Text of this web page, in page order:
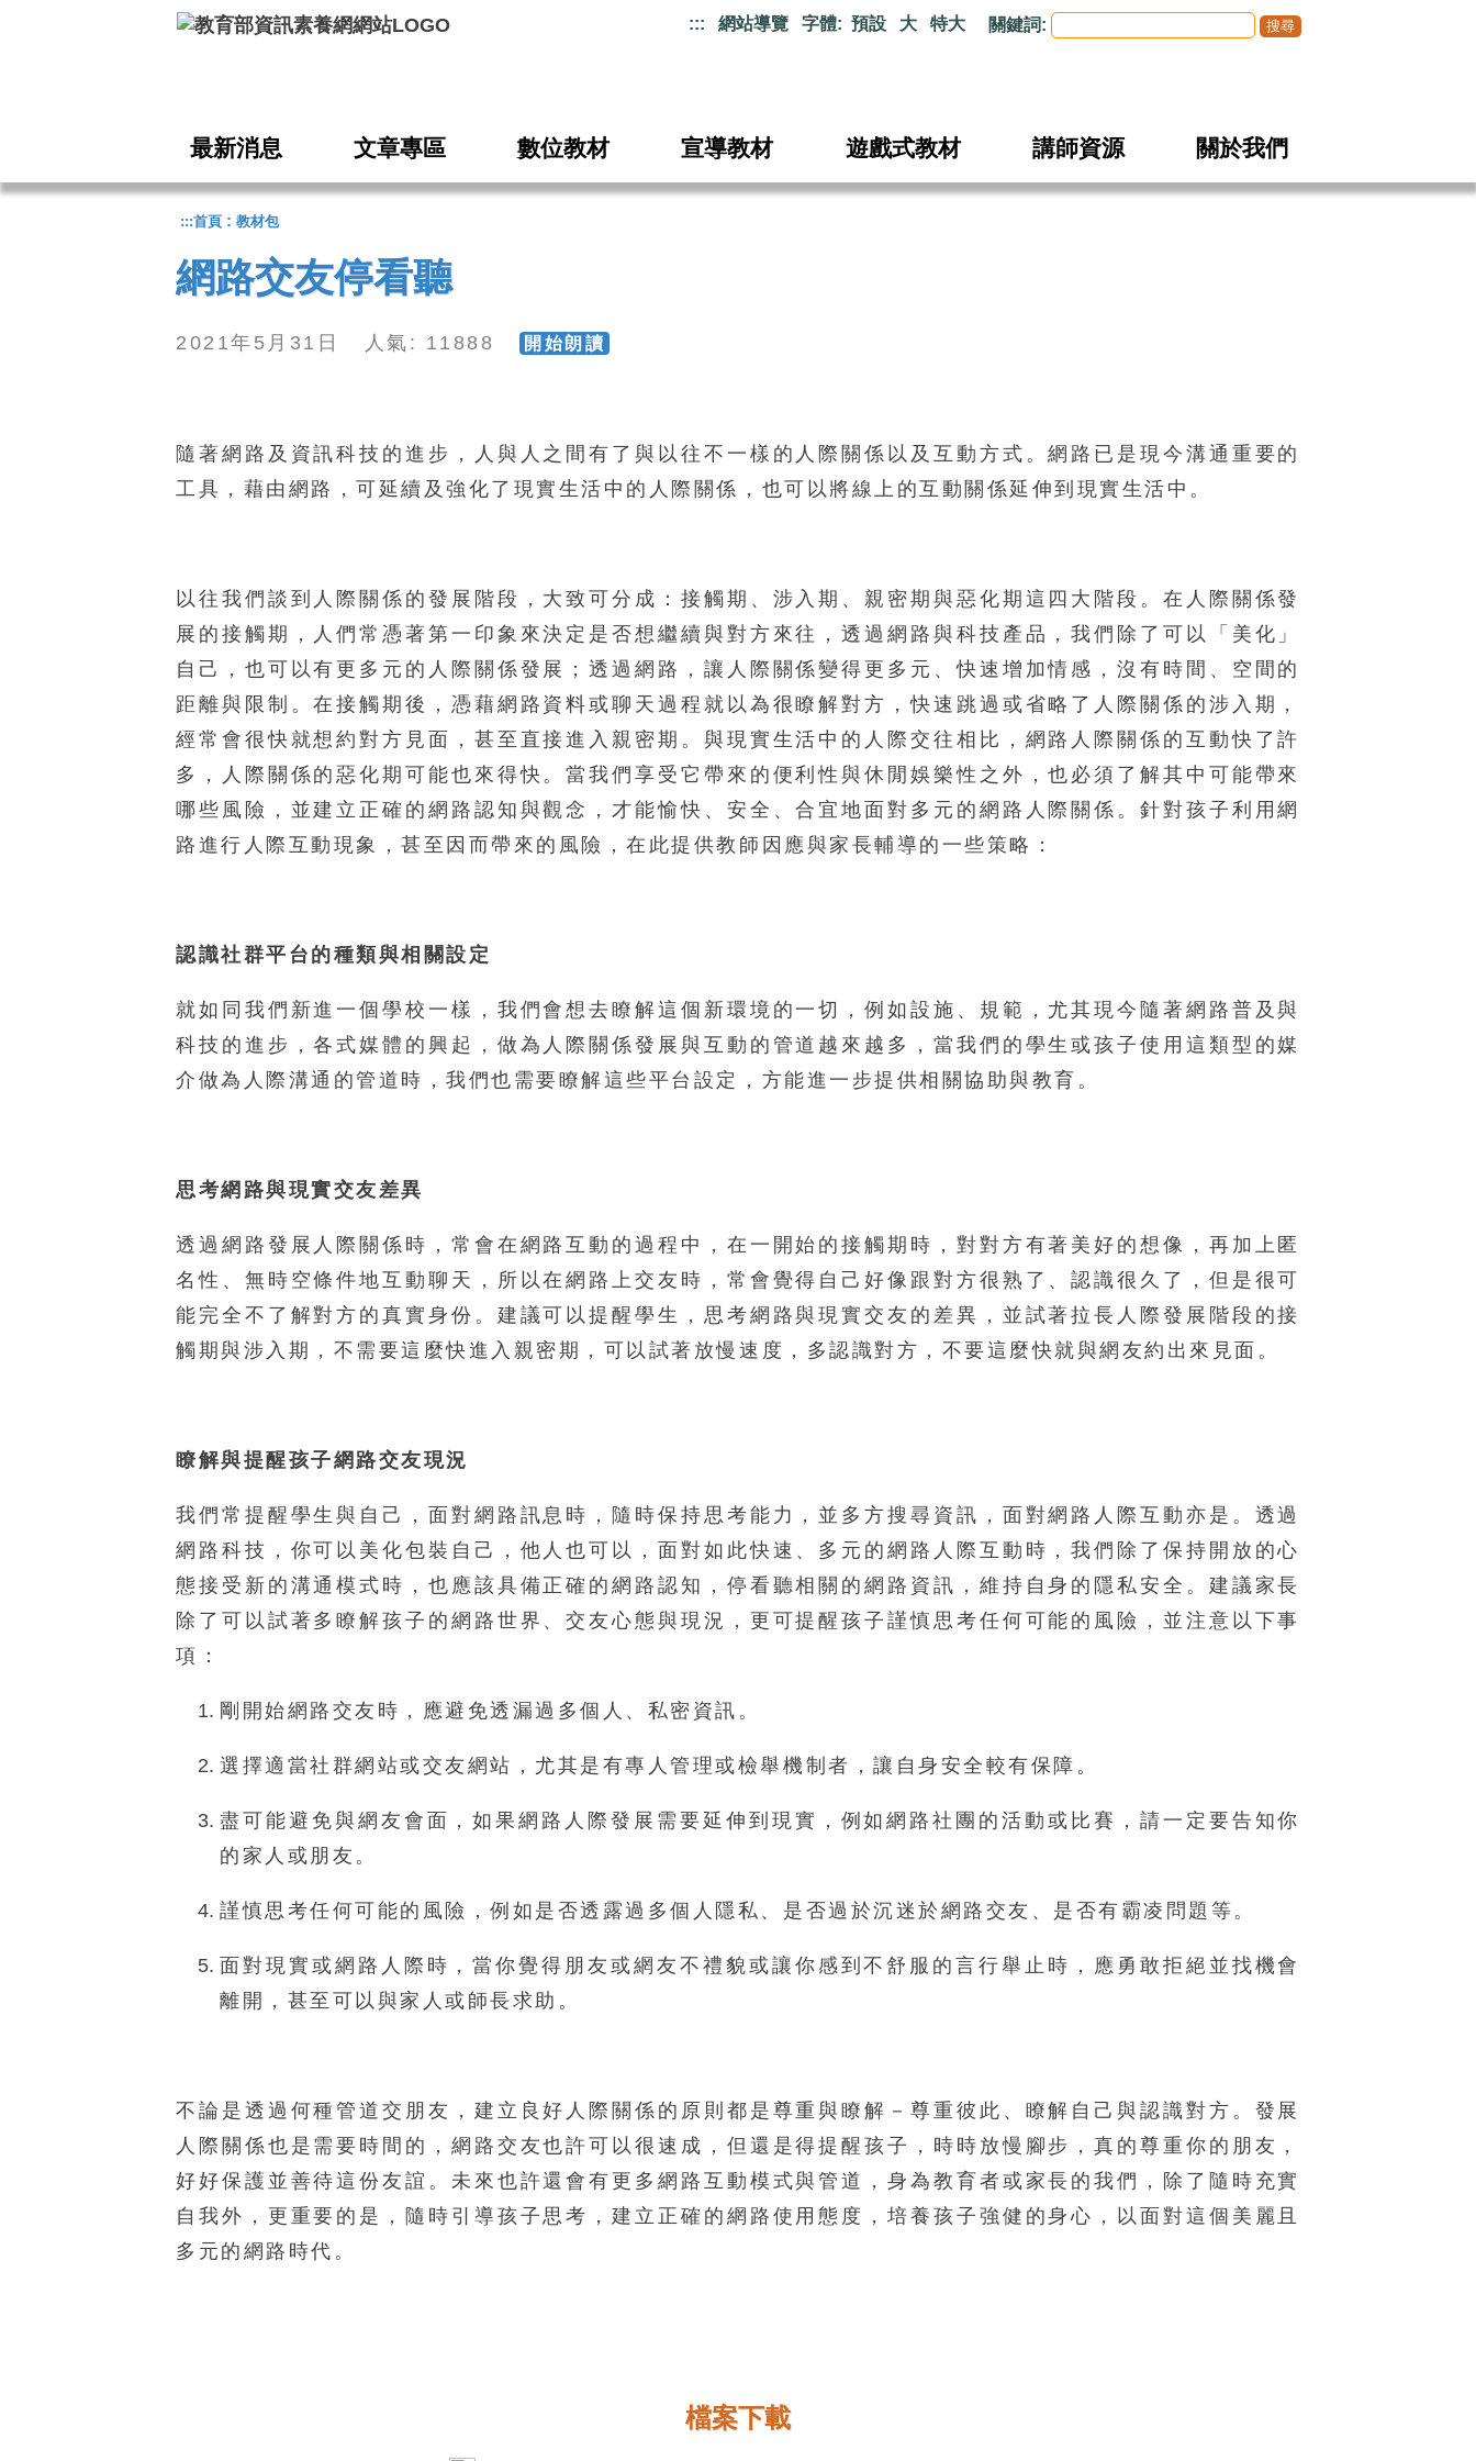
::: 網站導覽 字體: 預設 大 特大 關鍵詞:
最新消息 文章專區 數位教材 宣導教材 遊戲式教材 講師資源 關於我們
:::首頁 : 教材包
網路交友停看聽
2021年5月31日 人氣: 11888 開始朗讀
隨著網路及資訊科技的進步，人與人之間有了與以往不一樣的人際關係以及互動方式。網路已是現今溝通重要的
工具，藉由網路，可延續及強化了現實生活中的人際關係，也可以將線上的互動關係延伸到現實生活中。
以往我們談到人際關係的發展階段，大致可分成：接觸期、涉入期、親密期與惡化期這四大階段。在人際關係發
展的接觸期，人們常憑著第一印象來決定是否想繼續與對方來往，透過網路與科技產品，我們除了可以「美化」
自己，也可以有更多元的人際關係發展；透過網路，讓人際關係變得更多元、快速增加情感，沒有時間、空間的
距離與限制。在接觸期後，憑藉網路資料或聊天過程就以為很瞭解對方，快速跳過或省略了人際關係的涉入期，
經常會很快就想約對方見面，甚至直接進入親密期。與現實生活中的人際交往相比，網路人際關係的互動快了許
多，人際關係的惡化期可能也來得快。當我們享受它帶來的便利性與休閒娛樂性之外，也必須了解其中可能帶來
哪些風險，並建立正確的網路認知與觀念，才能愉快、安全、合宜地面對多元的網路人際關係。針對孩子利用網
路進行人際互動現象，甚至因而帶來的風險，在此提供教師因應與家長輔導的一些策略：
認識社群平台的種類與相關設定
就如同我們新進一個學校一樣，我們會想去瞭解這個新環境的一切，例如設施、規範，尤其現今隨著網路普及與
科技的進步，各式媒體的興起，做為人際關係發展與互動的管道越來越多，當我們的學生或孩子使用這類型的媒
介做為人際溝通的管道時，我們也需要瞭解這些平台設定，方能進一步提供相關協助與教育。
思考網路與現實交友差異
透過網路發展人際關係時，常會在網路互動的過程中，在一開始的接觸期時，對對方有著美好的想像，再加上匿
名性、無時空條件地互動聊天，所以在網路上交友時，常會覺得自己好像跟對方很熟了、認識很久了，但是很可
能完全不了解對方的真實身份。建議可以提醒學生，思考網路與現實交友的差異，並試著拉長人際發展階段的接
觸期與涉入期，不需要這麼快進入親密期，可以試著放慢速度，多認識對方，不要這麼快就與網友約出來見面。
瞭解與提醒孩子網路交友現況
我們常提醒學生與自己，面對網路訊息時，隨時保持思考能力，並多方搜尋資訊，面對網路人際互動亦是。透過
網路科技，你可以美化包裝自己，他人也可以，面對如此快速、多元的網路人際互動時，我們除了保持開放的心
態接受新的溝通模式時，也應該具備正確的網路認知，停看聽相關的網路資訊，維持自身的隱私安全。建議家長
除了可以試著多瞭解孩子的網路世界、交友心態與現況，更可提醒孩子謹慎思考任何可能的風險，並注意以下事
項：
剛開始網路交友時，應避免透漏過多個人、私密資訊。
選擇適當社群網站或交友網站，尤其是有專人管理或檢舉機制者，讓自身安全較有保障。
盡可能避免與網友會面，如果網路人際發展需要延伸到現實，例如網路社團的活動或比賽，請一定要告知你
的家人或朋友。
謹慎思考任何可能的風險，例如是否透露過多個人隱私、是否過於沉迷於網路交友、是否有霸凌問題等。
面對現實或網路人際時，當你覺得朋友或網友不禮貌或讓你感到不舒服的言行舉止時，應勇敢拒絕並找機會
離開，甚至可以與家人或師長求助。
不論是透過何種管道交朋友，建立良好人際關係的原則都是尊重與瞭解－尊重彼此、瞭解自己與認識對方。發展
人際關係也是需要時間的，網路交友也許可以很速成，但還是得提醒孩子，時時放慢腳步，真的尊重你的朋友，
好好保護並善待這份友誼。未來也許還會有更多網路互動模式與管道，身為教育者或家長的我們，除了隨時充實
自我外，更重要的是，隨時引導孩子思考，建立正確的網路使用態度，培養孩子強健的身心，以面對這個美麗且
多元的網路時代。
檔案下載